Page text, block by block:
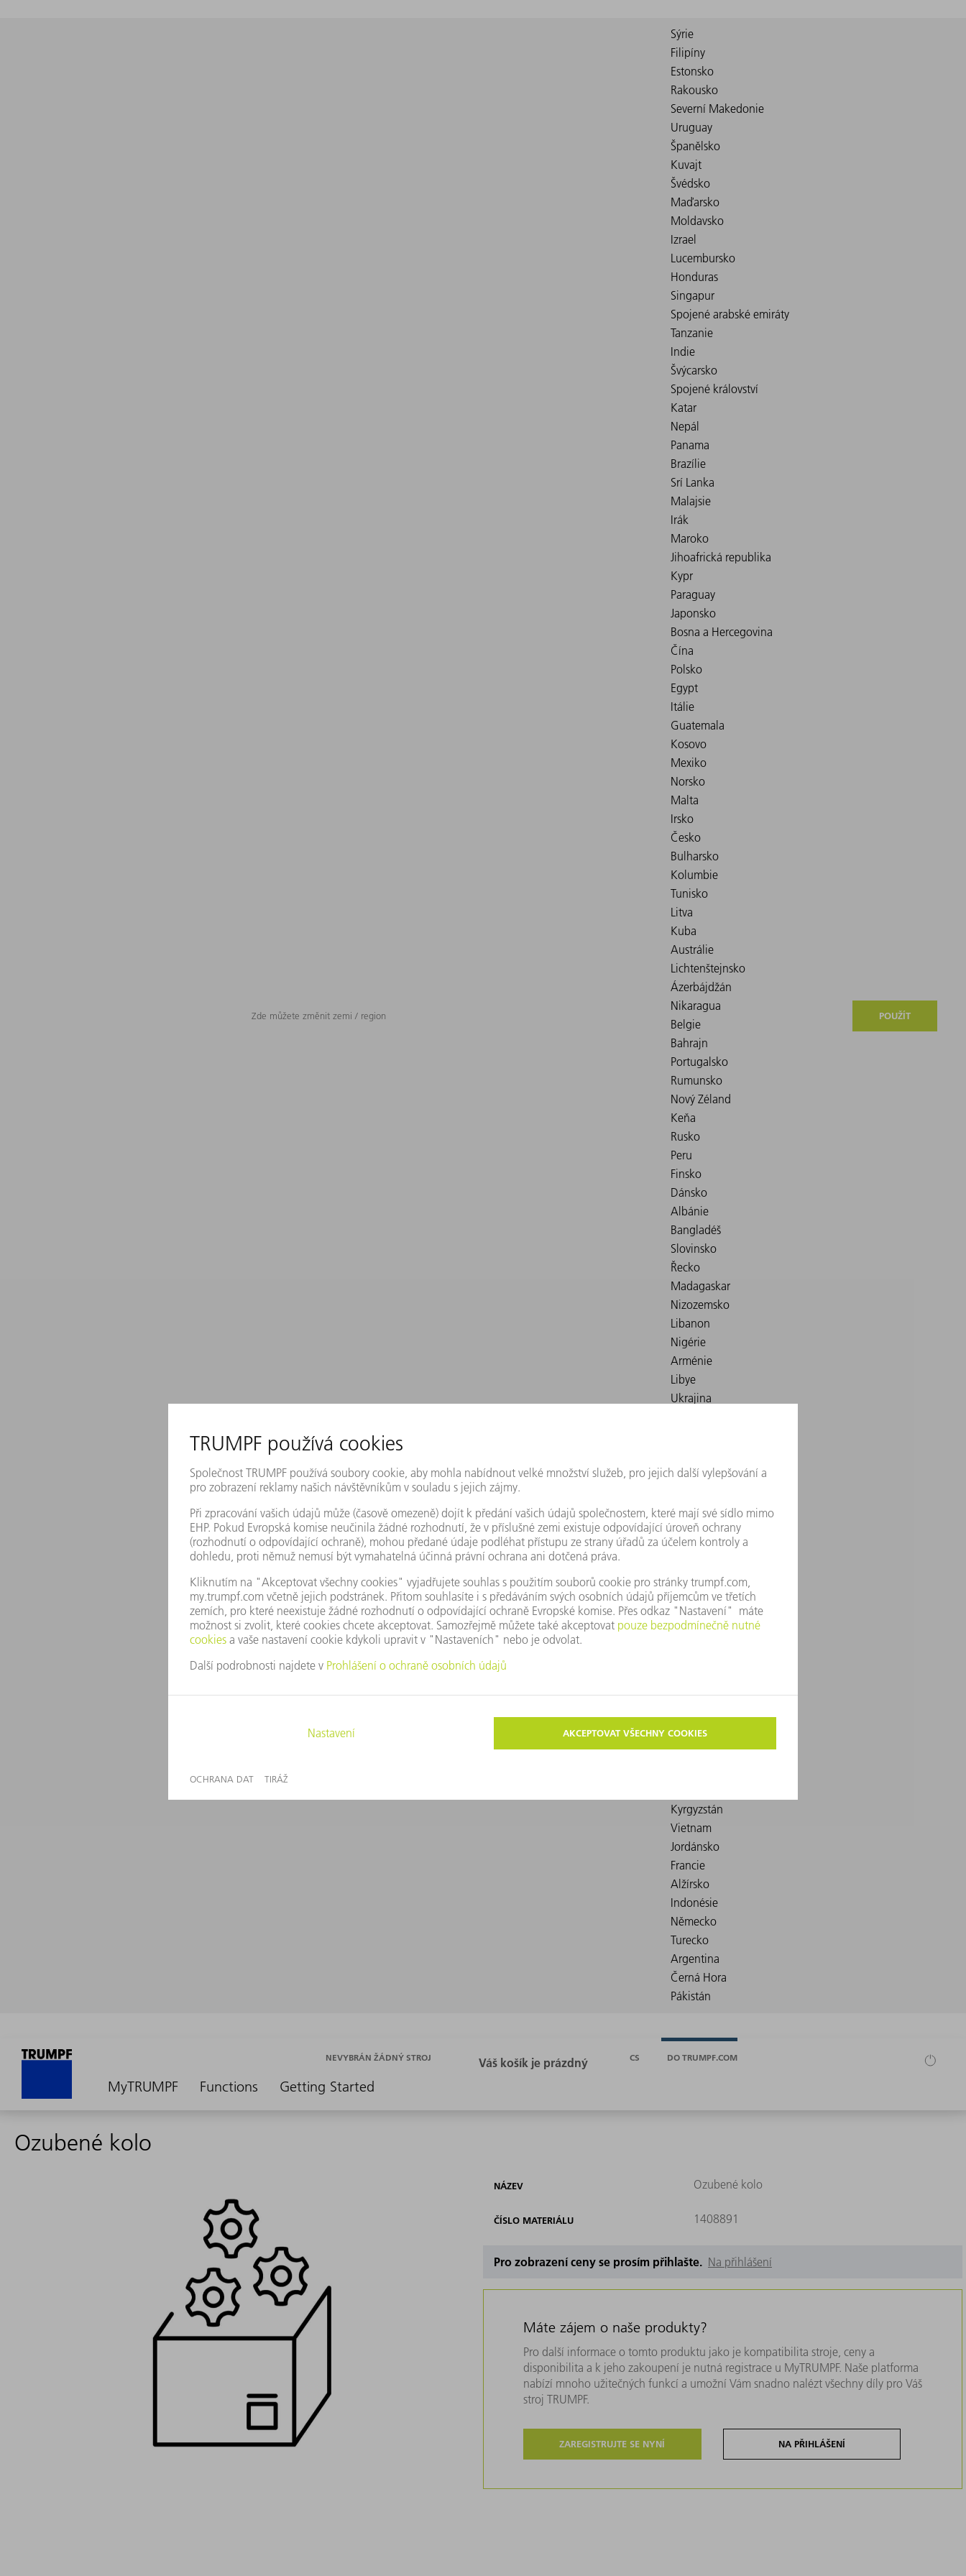
Zde můžete změnit zemi / region POUŽÍT
MyTRUMPF Functions Getting Started
NEVYBRÁN ŽÁDNÝ STROJ CS DO TRUMPF.COM
Ozubené kolo
NÁZEV Ozubené kolo
ČÍSLO MATERIÁLU 1408891
Pro zobrazení ceny se prosím přihlašte. Na přihlášení
Máte zájem o naše produkty?
Pro další informace o tomto produktu jako je kompatibilita stroje, ceny a
disponibilita a k jeho zakoupení je nutná registrace u MyTRUMPF. Naše platforma
nabízí mnoho užitečných funkcí a umožní Vám snadno nalézt všechny díly pro Váš
stroj TRUMPF.
ZAREGISTRUJTE SE NYNÍ NA PŘIHLÁŠENÍ